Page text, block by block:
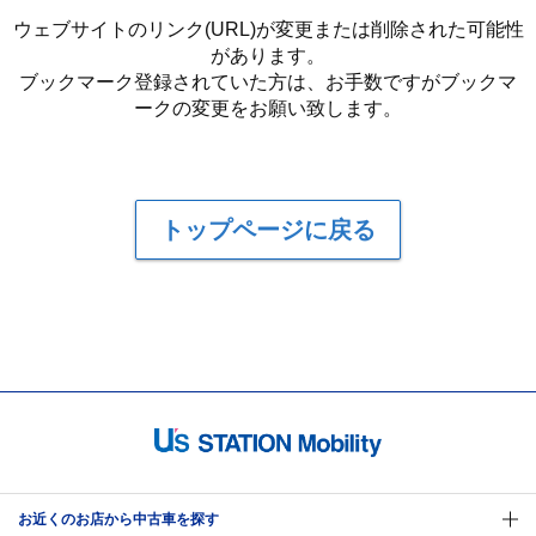
ウェブサイトのリンク(URL)が変更または削除された可能性
があります。
ブックマーク登録されていた方は、お手数ですがブックマ
ークの変更をお願い致します。
トップページに戻る
お近くのお店から中古車を探す